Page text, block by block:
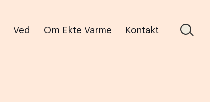
Ved Om Ekte Varme Kontakt